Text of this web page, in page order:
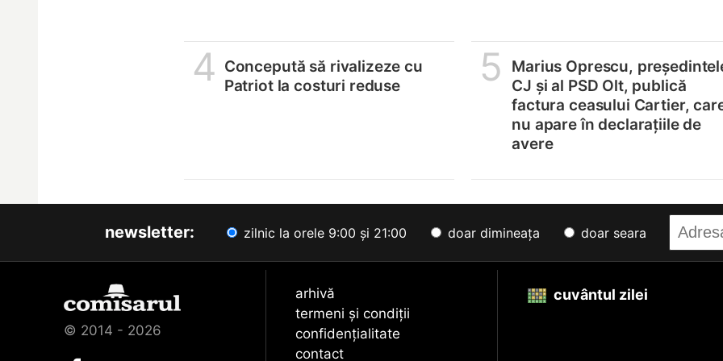
4 Concepută să rivalizeze cu
Patriot la costuri reduse
5
Marius Oprescu,
CJ și al PSD Olt, publică
factura ceasului Cartier,
nu apare în declarațiile de
avere
newsletter: zilnic la orele 9:00 și 21:00 doar dimineața doar seara
© 2014 - 2026
arhivă
termeni și condiții
confidențialitate
contact
cuvântul zilei